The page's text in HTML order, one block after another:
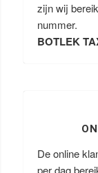
zijn wij
nummer.
BOTLEK
De online
per dag